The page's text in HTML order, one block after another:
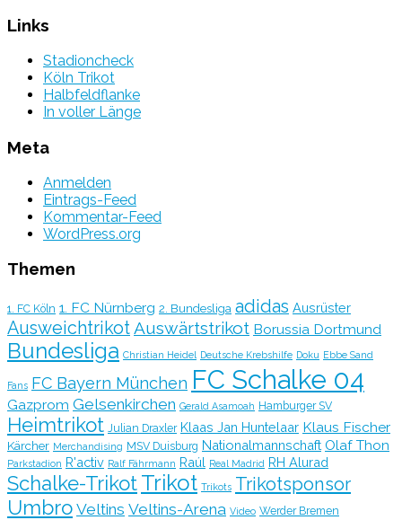
Links
Stadioncheck
Köln Trikot
Halbfeldflanke
In voller Länge
Meta
Anmelden
Eintrags-Feed
Kommentar-Feed
WordPress.org
Themen
1. FC Köln 1. FC Nürnberg 2. Bundesliga adidas Ausrüster
AusweichtrikotAuswärtstrikot Borussia Dortmund
Bundesliga Christian Heidel Deutsche Krebshilfe Doku Ebbe Sand
Fans FC Bayern München FC Schalke 04
Gazprom Gelsenkirchen Gerald Asamoah Hamburger SV
Heimtrikot Julian Draxler Klaas Jan Huntelaar Klaus Fischer
Kärcher Merchandising MSV Duisburg Nationalmannschaft Olaf Thon
Parkstadion R'activ Ralf Fährmann Raúl Real Madrid RH Alurad
Schalke-TrikotTrikot Trikots Trikotsponsor
Umbro Veltins Veltins-Arena Video Werder Bremen